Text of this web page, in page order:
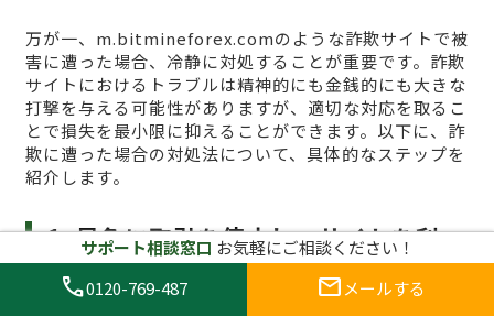
万が一、m.bitmineforex.comのような詐欺サイトで被
害に遭った場合、冷静に対処することが重要です。詐欺
サイトにおけるトラブルは精神的にも金銭的にも大きな
打撃を与える可能性がありますが、適切な対応を取るこ
とで損失を最小限に抑えることができます。以下に、詐
欺に遭った場合の対処法について、具体的なステップを
紹介します。
1. 早急に取引を停止し、サイトを利
用しない
サポート相談窓口 お気軽にご相談ください！
call0120-769-487 mail メールする